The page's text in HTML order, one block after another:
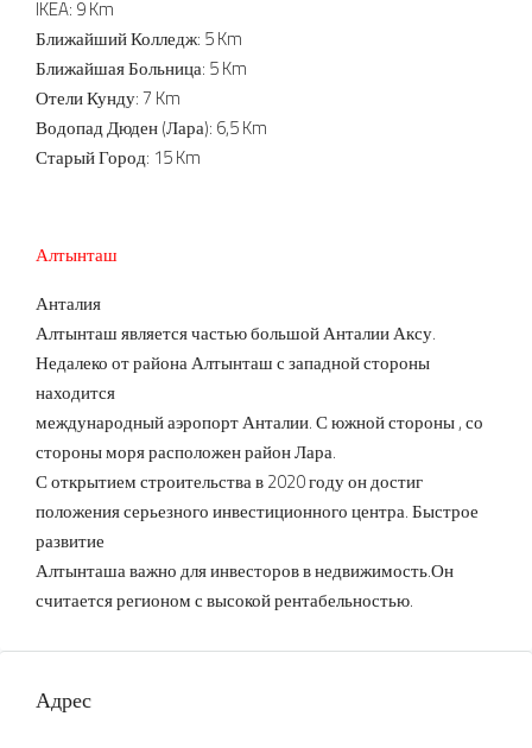
IKEA: 9 Km
Ближайший Колледж: 5 Km
Ближайшая Больница: 5 Km
Отели Кунду: 7 Km
Водопад Дюден (Лара): 6,5 Km
Старый Город: 15 Km
Алтынташ
Анталия
Алтынташ является частью большой Анталии Аксу.
Недалеко от района Алтынташ с западной стороны
находится
международный аэропорт Анталии. С южной стороны , со
стороны моря расположен район Лара.
С открытием строительства в 2020 году он достиг
положения серьезного инвестиционного центра. Быстрое
развитие
Алтынташа важно для инвесторов в недвижимость.Он
считается регионом с высокой рентабельностью.
Адрес